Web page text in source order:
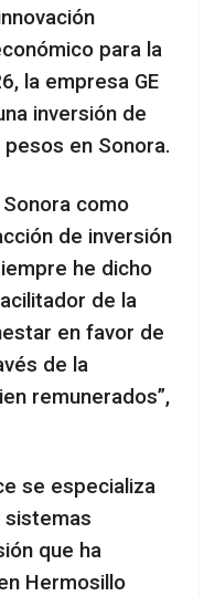
para la
la empresa GE
inversión de
en Sonora.
como
de inversión
he dicho
de la
en favor de
de la
remunerados”,
se especializa
sistemas
que ha
Hermosillo